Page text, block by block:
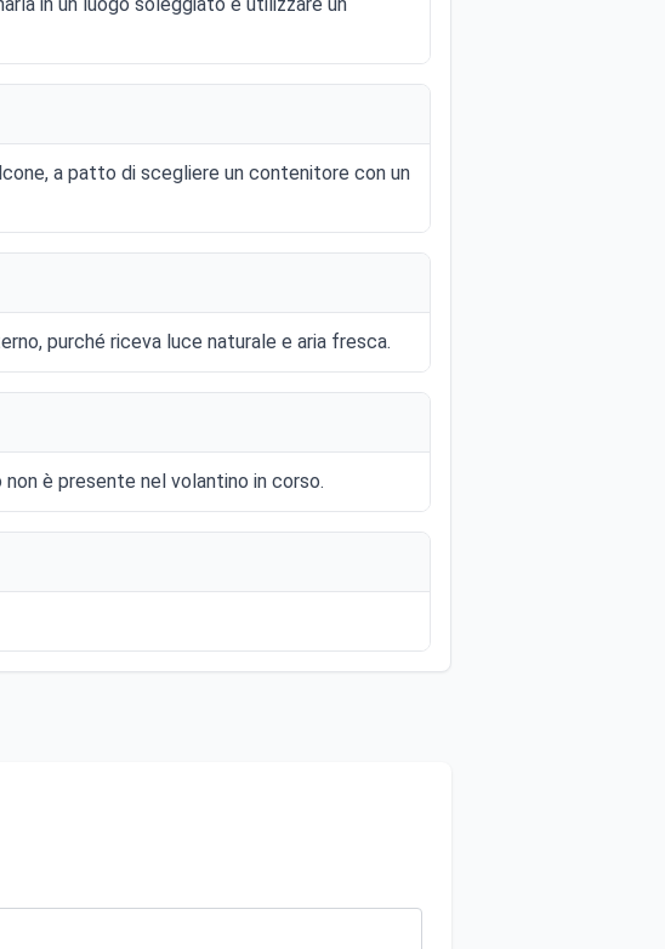
a patto di scegliere un contenitore con un
purché riceva luce naturale e aria fresca.
è presente nel volantino in corso.